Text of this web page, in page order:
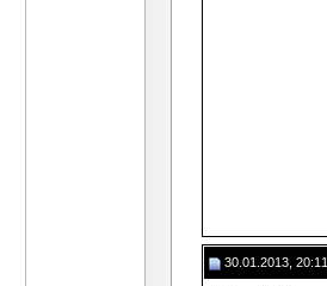
30.01.2013, 20:11